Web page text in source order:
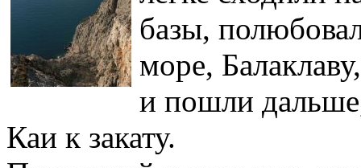
базы,
море,
и пошли
Каи к закату.